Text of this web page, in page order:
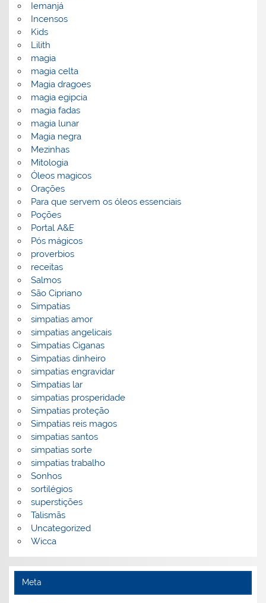
Iemanjá
Incensos
Kids
Lilith
magia
magia celta
Magia dragoes
magia egipcia
magia fadas
magia lunar
Magia negra
Mezinhas
Mitologia
Óleos magicos
Orações
Para que servem os óleos essenciais
Poções
Portal A&E
Pós mágicos
proverbios
receitas
Salmos
São Cipriano
Simpatias
simpatias amor
simpatias angelicais
Simpatias Ciganas
Simpatias dinheiro
simpatias engravidar
Simpatias lar
simpatias prosperidade
Simpatias proteção
Simpatias reis magos
simpatias santos
simpatias sorte
simpatias trabalho
Sonhos
sortilégios
superstições
Talismãs
Uncategorized
Wicca
Meta